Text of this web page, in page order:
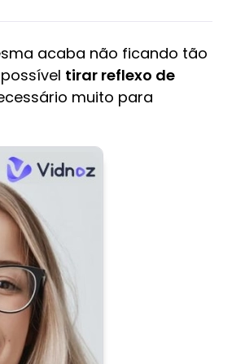
acaba não ficando tão
tirar reflexo de
muito para